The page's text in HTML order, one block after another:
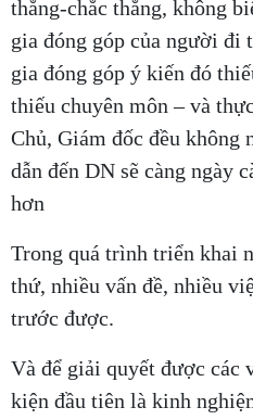
thắng-chắc thắng, không
gia đóng góp của người đi
gia đóng góp ý kiến đó
thiếu chuyên môn – và
Chủ, Giám đốc đều không
dẫn đến DN sẽ càng ngày
hơn
Trong quá trình triển khai
thứ, nhiều vấn đề, nhiều
trước được.
Và để giải quyết được các
kiện đầu tiên là kinh